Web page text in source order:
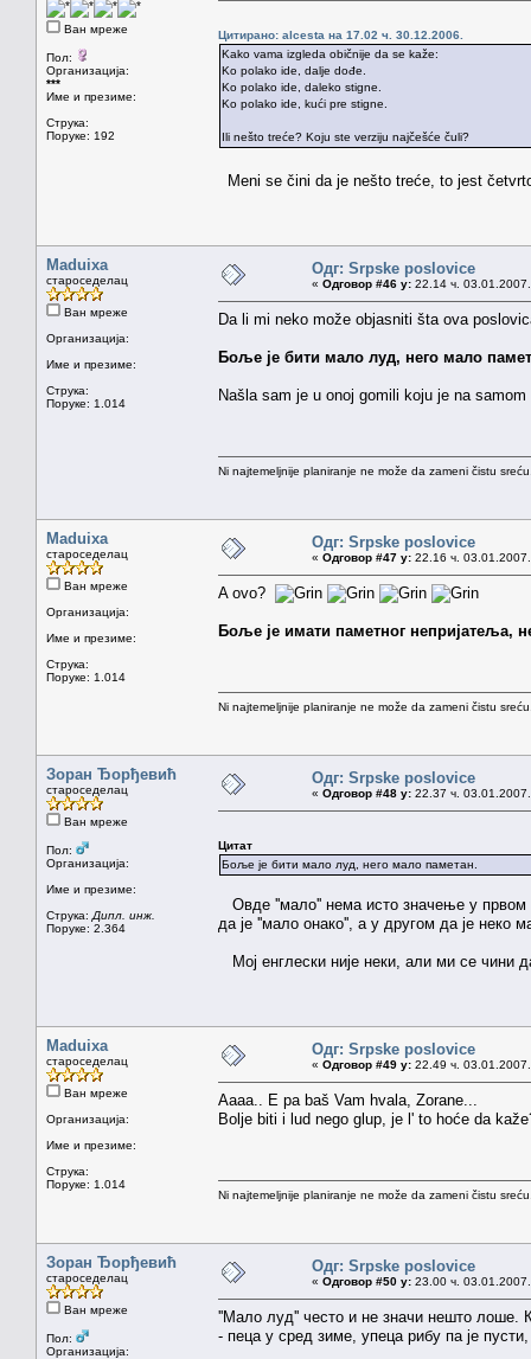
Ван мреже
Пол:
Организација:
***
Име и презиме:
Струка:
Поруке: 192
Цитирано: alcesta на 17.02 ч. 30.12.2006.
Kako vama izgleda običnije da se kaže:
Ko polako ide, dalje dođe.
Ko polako ide, daleko stigne.
Ko polako ide, kući pre stigne.
Ili nešto treće? Koju ste verziju najčešće čuli?
Meni se čini da je nešto treće, to jest
Maduixa
староседелац
Ван мреже
Организација:
Име и презиме:
Струка:
Поруке: 1.014
Одг: Srpske poslovice
« Одговор #46 у: 22.14 ч.
Da li mi neko može objasniti šta ova
Боље је бити мало луд, него мало
Našla sam je u onoj gomili koju je na
Ni najtemeljnije planiranje ne može da zameni čistu
Maduixa
староседелац
Ван мреже
Организација:
Име и презиме:
Струка:
Поруке: 1.014
Одг: Srpske poslovice
« Одговор #47 у: 22.16 ч.
A ovo?
Боље је имати паметног непријатеља,
Ni najtemeljnije planiranje ne može da zameni čistu
Зоран Ђорђевић
староседелац
Ван мреже
Пол:
Организација:
Име и презиме:
Струка: Дипл. инж.
Поруке: 2.364
Одг: Srpske poslovice
« Одговор #48 у: 22.37 ч.
Цитат
Боље је бити мало луд, него мало паметан.
Овде ''мало'' нема исто значење у првом
да је ''мало онако'', а у другом да је неко
Мој енглески није неки, али ми се чини
Maduixa
староседелац
Ван мреже
Организација:
Име и презиме:
Струка:
Поруке: 1.014
Одг: Srpske poslovice
« Одговор #49 у: 22.49 ч.
Aaaa.. E pa baš Vam hvala, Zorane...
Bolje biti i lud nego glup, je l' to hoće da
Ni najtemeljnije planiranje ne može da zameni čistu
Зоран Ђорђевић
староседелац
Ван мреже
Пол:
Организација:
Одг: Srpske poslovice
« Одговор #50 у: 23.00 ч.
''Мало луд'' често и не значи нешто лоше.
- пеца у сред зиме, упеца рибу па је